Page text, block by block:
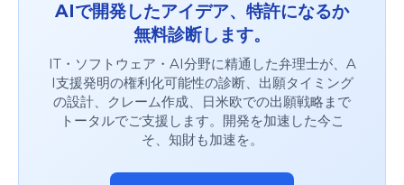
AIで開発したアイデア、特許になるか
無料診断します。
IT・ソフトウェア・AI分野に精通した弁理士が、A
I支援発明の権利化可能性の診断、出願タイミング
の設計、クレーム作成、日米欧での出願戦略まで
トータルでご支援します。開発を加速した今こ
そ、知財も加速を。